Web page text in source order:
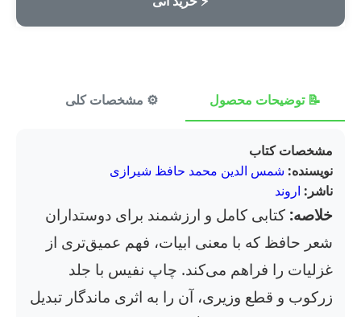
📝 توضیحات محصول ⚙️ مشخصات کلی
مشخصات کتاب
نویسنده: شمس الدین محمد حافظ شیرازی
ناشر: اروند
خلاصه: کتابی کامل و ارزشمند برای دوستداران
شعر حافظ که با معنی ابیات، فهم عمیق‌تری از
غزلیات را فراهم می‌کند. چاپ نفیس با جلد
زرکوب و قطع وزیری، آن را به اثری ماندگار تبدیل